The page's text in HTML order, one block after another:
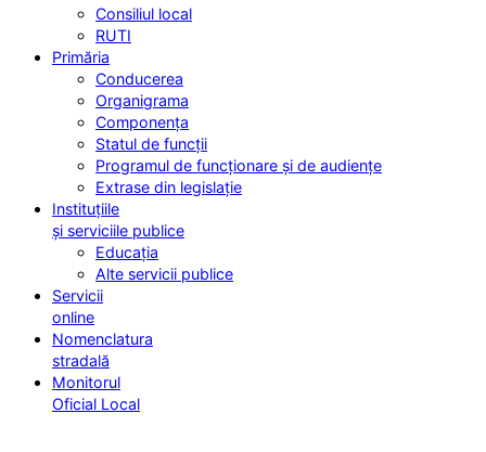
Consiliul local
RUTI
Primăria
Conducerea
Organigrama
Componența
Statul de funcții
Programul de funcționare și de audiențe
Extrase din legislație
Instituțiile
și serviciile publice
Educația
Alte servicii publice
Servicii
online
Nomenclatura
stradală
Monitorul
Oficial Local